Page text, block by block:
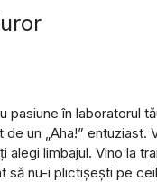
în laboratorul
un „Aha!” entuziast.
limbajul. Vino la
să nu-i plictișești pe